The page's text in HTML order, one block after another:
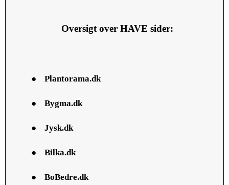
Oversigt over HAVE sider:
● Plantorama.dk
● Bygma.dk
● Jysk.dk
● Bilka.dk
● BoBedre.dk